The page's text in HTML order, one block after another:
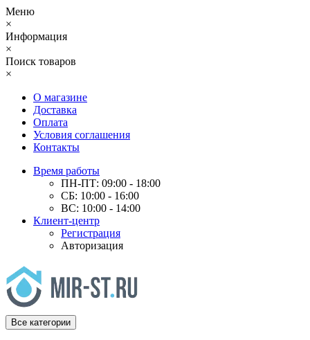
Меню
×
Информация
×
Поиск товаров
×
О магазине
Доставка
Оплата
Условия соглашения
Контакты
Время работы
ПН-ПТ: 09:00 - 18:00
СБ: 10:00 - 16:00
ВС: 10:00 - 14:00
Клиент-центр
Регистрация
Авторизация
Все категории